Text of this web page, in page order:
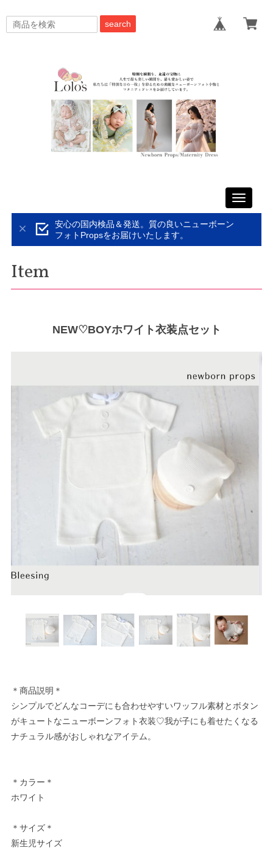
search
Toggle
安心の国内検品＆発送。質の良いニューボーン
フォトPropsをお届けいたします。
Item
NEW♡BOYホワイト衣装点セット
＊商品説明＊
シンプルでどんなコーデにも合わせやすいワッフル素材とボタン
がキュートなニューボーンフォト衣装♡我が子にも着せたくなる
ナチュラル感がおしゃれなアイテム。
＊カラー＊
ホワイト
＊サイズ＊
新生児サイズ